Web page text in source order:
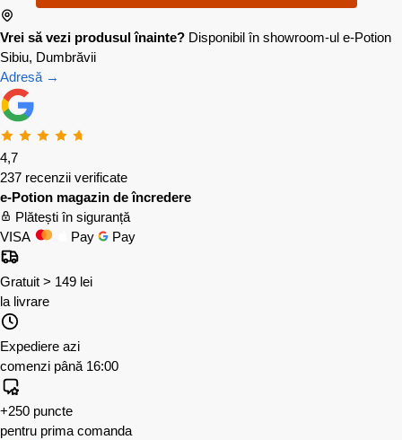
Vrei să vezi produsul înainte? Disponibil în showroom-ul e-Potion
Sibiu, Dumbrăvii
Adresă →
4,7
237 recenzii verificate
e-Potion magazin de încredere
Plătești în siguranță
VISA
Pay Pay
Gratuit > 149 lei
la livrare
Expediere azi
comenzi până 16:00
+250 puncte
pentru prima comanda